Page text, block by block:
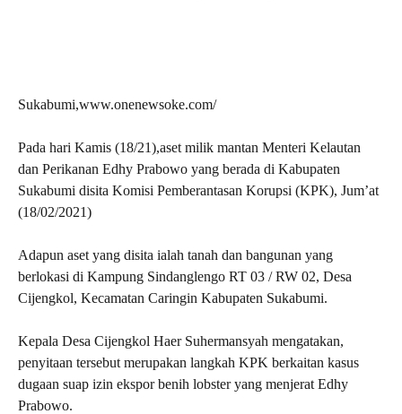
Sukabumi,www.onenewsoke.com/
Pada hari Kamis (18/21),aset milik mantan Menteri Kelautan
dan Perikanan Edhy Prabowo yang berada di Kabupaten
Sukabumi disita Komisi Pemberantasan Korupsi (KPK), Jum’at
(18/02/2021)
Adapun aset yang disita ialah tanah dan bangunan yang
berlokasi di Kampung Sindanglengo RT 03 / RW 02, Desa
Cijengkol, Kecamatan Caringin Kabupaten Sukabumi.
Kepala Desa Cijengkol Haer Suhermansyah mengatakan,
penyitaan tersebut merupakan langkah KPK berkaitan kasus
dugaan suap izin ekspor benih lobster yang menjerat Edhy
Prabowo.